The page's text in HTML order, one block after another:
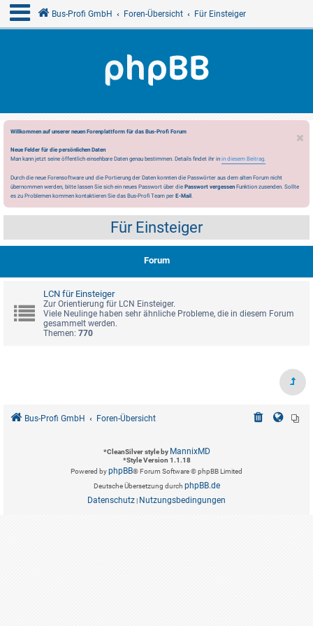
Bus-Profi GmbH Foren-Übersicht Für Einsteiger
Willkommen auf unserer neuen Forenplattform für das Bus-Profi Forum
Neue Felder für die persönlichen Daten
Man kann jetzt seine öffentlich einsehbare Daten genau bestimmen. Details findet ihr in in diesem Beitrag.
Durch die neue Forensoftware und die Portierung der Daten konnten die Passwörter aus dem alten Forum nicht
übernommen werden, bitte lassen Sie sich ein neues Passwort über die Passwort vergessen Funktion zusenden. Sollte
es zu Problemen kommen kontaktieren Sie das Bus-Profi Team per E-Mail.
Für Einsteiger
Forum
LCN für Einsteiger
Zur Orientierung für LCN Einsteiger.
Viele Neulinge haben sehr ähnliche Probleme, die in diesem Forum
gesammelt werden.
Themen: 770
Bus-Profi GmbH Foren-Übersicht
*CleanSilver style by MannixMD
*Style Version 1.1.18
Powered byphpBB® Forum Software © phpBB Limited
Deutsche Übersetzung durch phpBB.de
Datenschutz Nutzungsbedingungen